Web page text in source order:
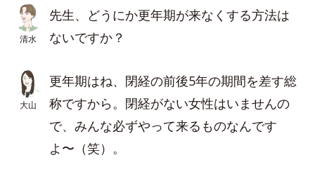
清水
先生、どうにか更年期が来なくする方法は
ないですか？
大山
更年期はね、閉経の前後5年の期間を差す総
称ですから。閉経がない女性はいませんの
で、みんな必ずやって来るものなんです
よ〜（笑）。